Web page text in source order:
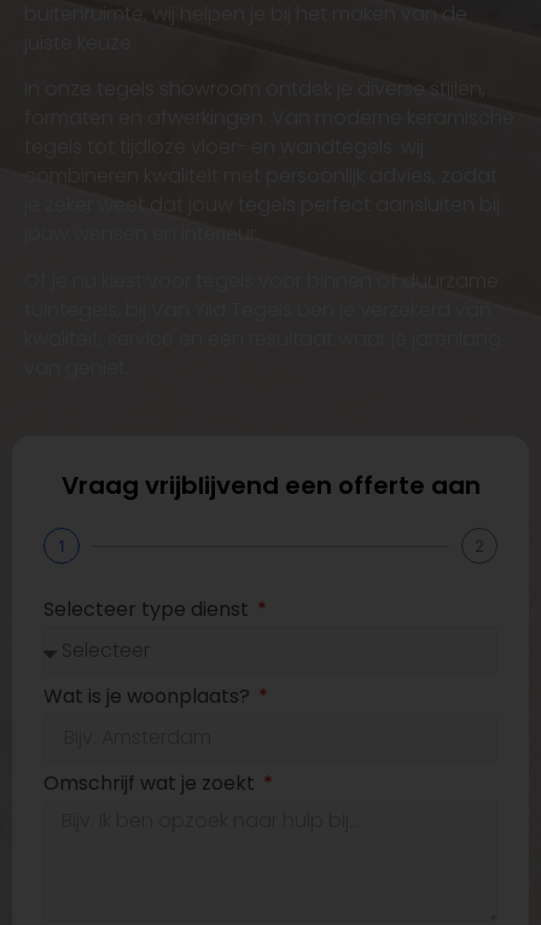
buitenruimte, wij helpen je bij het maken van de
In onze tegels showroom ontdek je diverse stijlen,
Vraag vrijblijvend een offerte aan
1 2
Selecteer type dienst
Wat is je woonplaats?
Omschrijf wat je zoekt